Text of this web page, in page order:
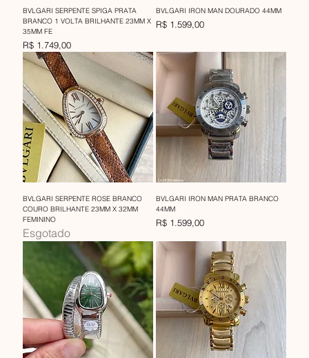
BVLGARI SERPENTE SPIGA PRATA
BRANCO 1 VOLTA BRILHANTE 23MM X
35MM FE
Preço
R$ 1.749,00
BVLGARI IRON MAN DOURADO 44MM
Preço
R$ 1.599,00
BVLGARI SERPENTE ROSE BRANCO
COURO BRILHANTE 23MM X 32MM
FEMININO
Esgotado
BVLGARI IRON MAN PRATA BRANCO
44MM
Preço
R$ 1.599,00